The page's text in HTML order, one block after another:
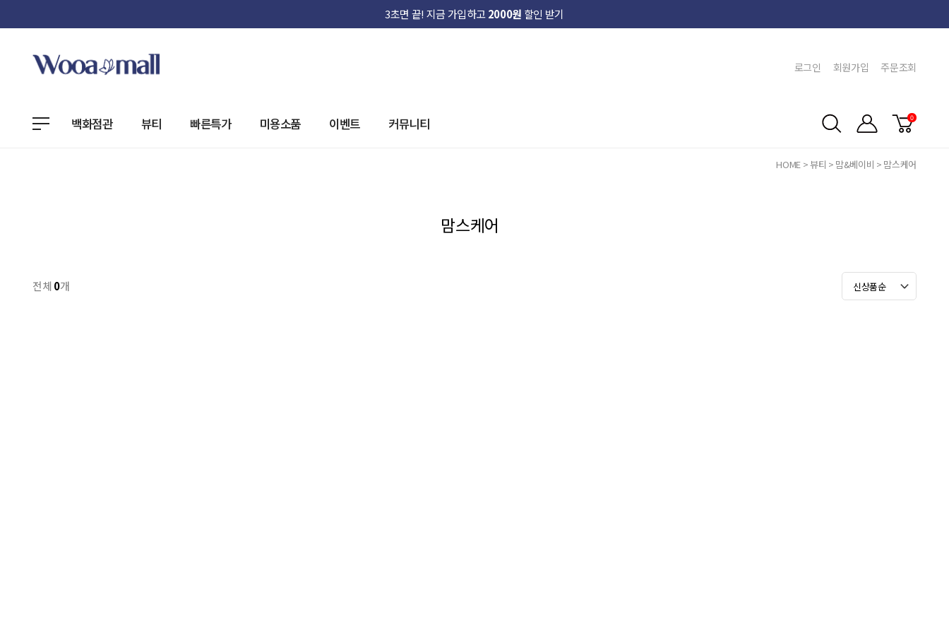
3초면 끝! 지금 가입하고 2000원 할인 받기
로그인 회원가입 주문조회
백화점관 뷰티 빠른특가 미용소품 이벤트 커뮤니티 0
HOME>뷰티 > 맘&베이비 > 맘스케어
맘스케어
전체 0개